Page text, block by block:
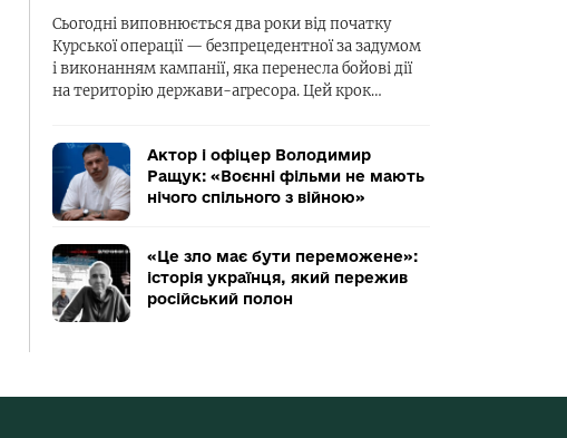
Сьогодні виповнюється два роки від початку
Курської операції — безпрецедентної за задумом
і виконанням кампанії, яка перенесла бойові дії
на територію держави-агресора. Цей крок…
Актор і офіцер Володимир
Ращук: «Воєнні фільми не мають
нічого спільного з війною»
«Це зло має бути переможене»:
історія українця, який пережив
російський полон